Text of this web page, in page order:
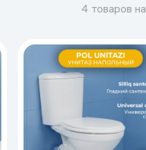
часов
и видеокамеры
4 товаров